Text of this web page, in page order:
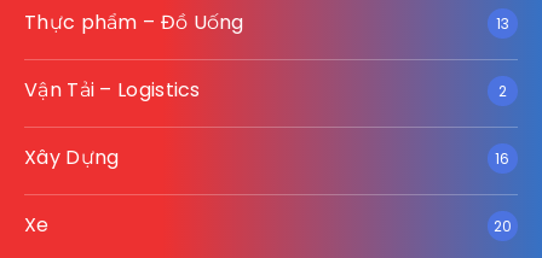
Thực phẩm – Đồ Uống 13
Vận Tải – Logistics 2
Xây Dựng 16
Xe 20